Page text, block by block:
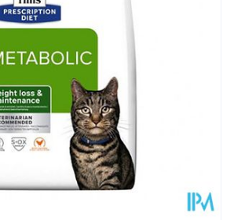
Kamertemperatuur (15°C - 25°C)